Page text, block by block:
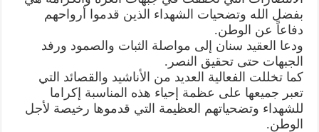
بفضل الله وتضحيات الشهداء الذين قدموا أرواحهم
دفاعاً عن الوطن.
ودعا العقيد سنان إلى مواصلة الثبات والصمود ورفد
الجبهات حتى تحقيق النصر.
كما تخللت الفعالية العديد من الأناشيد والقصائد التي
تعبر جميعها على عظمة إحياء هذه المناسبة إكراما
للشهداء وتضحياتهم العظيمة التي قدموها رخيصة لأجل
الوطن.